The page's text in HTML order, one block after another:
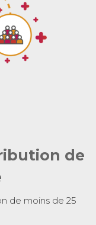
de
de moins de 25